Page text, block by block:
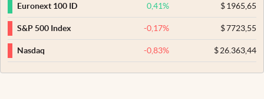
Euronext 100 ID 0,41% $1965,65
S&P 500 Index -0,17% $7723,55
Nasdaq -0,83% $26.363,44